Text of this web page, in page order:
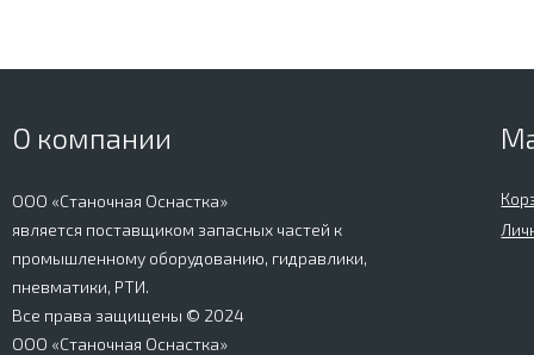
О компании
ООО «Станочная Оснастка»
является поставщиком запасных частей к
промышленному оборудованию, гидравлики,
пневматики, РТИ.
Все права защищены © 2024
ООО «Станочная Оснастка»